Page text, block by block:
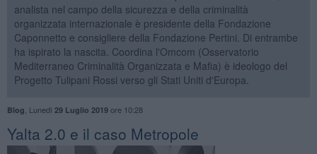
analista nel campo della sicurezza e della criminalità
organizzata internazionale è presidente della Fondazione
Caponnetto e consigliere della Fondazione Pertini. Di entrambe
ha ispirato la nascita. Coordina l'Omcom (Osservatorio
Mediterraneo Criminalità Organizzata e Mafia) è ideologo del
Progetto Tulipani Rossi verso gli Stati Uniti d'Europa.
Blog Lunedì 29 Luglio 2019ore 10:28
Yalta 2.0 e il caso Metropole